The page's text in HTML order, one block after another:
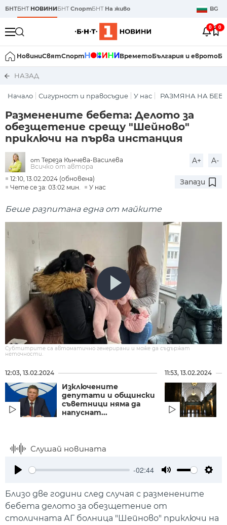
БНТБНТ НОВИНИБНТСпортБНТ На живо BG
0 0
НовиниСвятСпорт ВреметоБългария и еврото
НАЗАД
Начало Сигурност и правосъдие У нас РАЗМЯНА НА
Разменените бебета: Делото за
обезщетение срещу "Шейново"
приключи на първа инстанция
от Тереза Кънчева-Василева
Всичко от автора
A+ A-
12:10, 13.02.2024 (обновена)
Чете се за: 03:02 мин.
У нас
Запази
Беше разпитана една от майките
Субтитрите са автоматично генерирани и може да съдържат
неточности.
12:03, 13.02.2024
Изключените
депутати и общински
съветници няма да
напуснат...
11:53, 13.02.2024
Слушай новината
-02:44
Близо две години след случая с разменените
бебета делото за обезщетение от
столичната АГ болница "Шейново" приключи на